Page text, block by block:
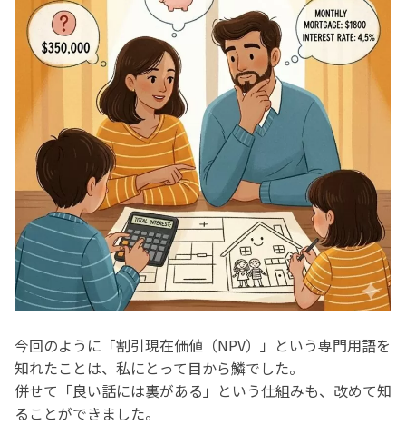
今回のように「割引現在価値（NPV）」という専門用語を
知れたことは、私にとって目から鱗でした。
併せて「良い話には裏がある」という仕組みも、改めて知
ることができました。